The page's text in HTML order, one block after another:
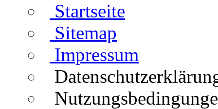
Startseite
Sitemap
Impressum